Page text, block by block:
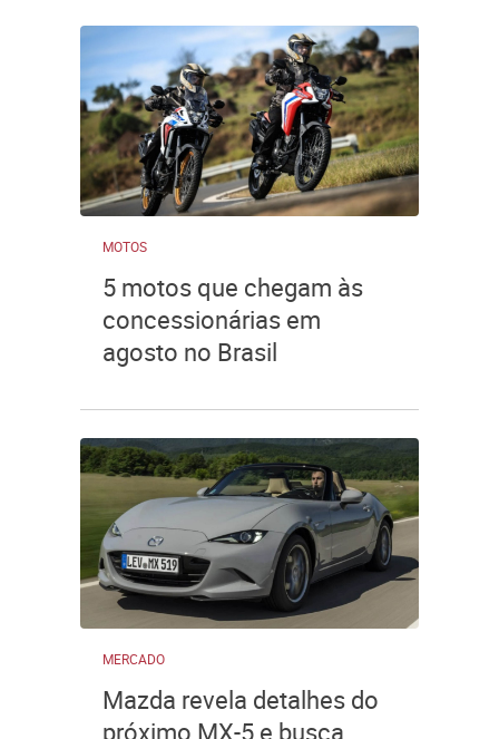
MOTOS
5 motos que chegam às
concessionárias em
agosto no Brasil
MERCADO
Mazda revela detalhes do
próximo MX-5 e busca